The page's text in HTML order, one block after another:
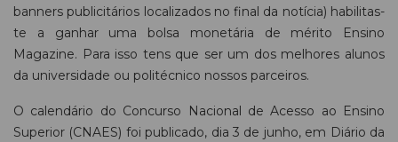
banners publicitários localizados no final da notícia) habilitas-
te a ganhar uma bolsa monetária de mérito Ensino
Magazine. Para isso tens que ser um dos melhores alunos
da universidade ou politécnico nossos parceiros.
O calendário do Concurso Nacional de Acesso ao Ensino
Superior (CNAES) foi publicado, dia 3 de junho, em Diário da